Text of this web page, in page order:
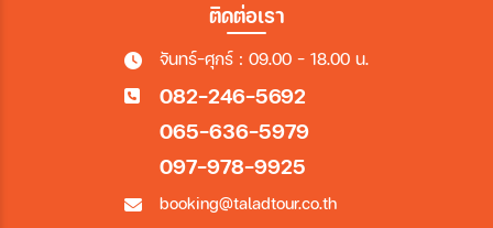
ติดต่อเรา
จันทร์-ศุกร์ : 09.00 - 18.00 น.
082-246-5692
065-636-5979
097-978-9925
booking@taladtour.co.th